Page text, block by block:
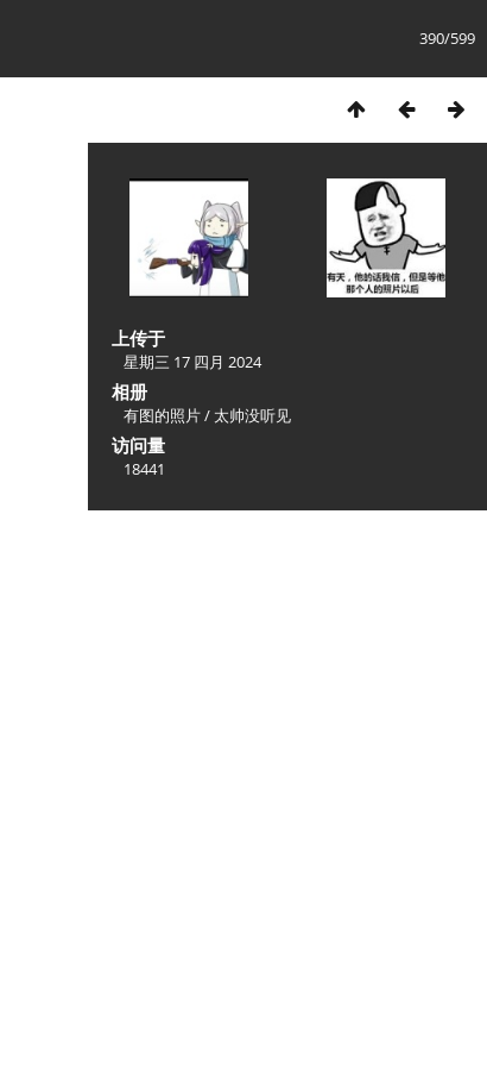
390/599
上传于
星期三 17 四月 2024
相册
有图的照片/太帅没听见
访问量
18441